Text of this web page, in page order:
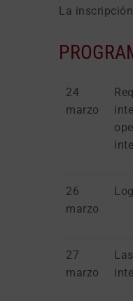
La inscripción
24
marzo
26
marzo
27
marzo